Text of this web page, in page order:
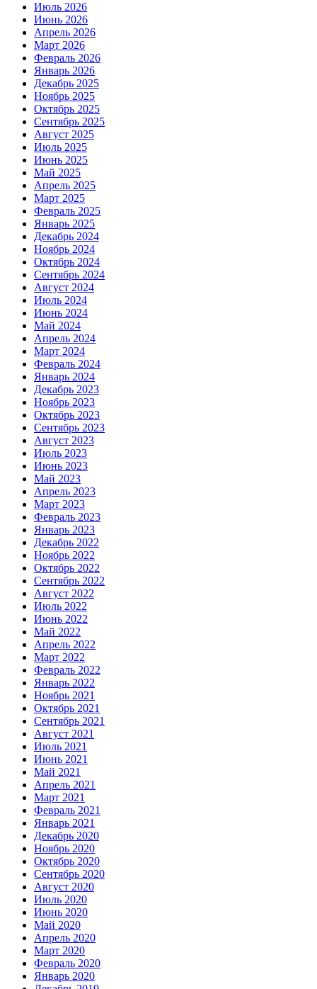
Июль 2026
Июнь 2026
Апрель 2026
Март 2026
Февраль 2026
Январь 2026
Декабрь 2025
Ноябрь 2025
Октябрь 2025
Сентябрь 2025
Август 2025
Июль 2025
Июнь 2025
Май 2025
Апрель 2025
Март 2025
Февраль 2025
Январь 2025
Декабрь 2024
Ноябрь 2024
Октябрь 2024
Сентябрь 2024
Август 2024
Июль 2024
Июнь 2024
Май 2024
Апрель 2024
Март 2024
Февраль 2024
Январь 2024
Декабрь 2023
Ноябрь 2023
Октябрь 2023
Сентябрь 2023
Август 2023
Июль 2023
Июнь 2023
Май 2023
Апрель 2023
Март 2023
Февраль 2023
Январь 2023
Декабрь 2022
Ноябрь 2022
Октябрь 2022
Сентябрь 2022
Август 2022
Июль 2022
Июнь 2022
Май 2022
Апрель 2022
Март 2022
Февраль 2022
Январь 2022
Ноябрь 2021
Октябрь 2021
Сентябрь 2021
Август 2021
Июль 2021
Июнь 2021
Май 2021
Апрель 2021
Март 2021
Февраль 2021
Январь 2021
Декабрь 2020
Ноябрь 2020
Октябрь 2020
Сентябрь 2020
Август 2020
Июль 2020
Июнь 2020
Май 2020
Апрель 2020
Март 2020
Февраль 2020
Январь 2020